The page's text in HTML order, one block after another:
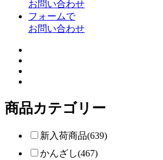
お問い合わせ
フォームで
お問い合わせ
商品カテゴリー
新入荷商品(639)
かんざし(467)